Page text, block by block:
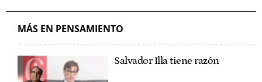
MÁS EN PENSAMIENTO
Salvador Illa tiene razón